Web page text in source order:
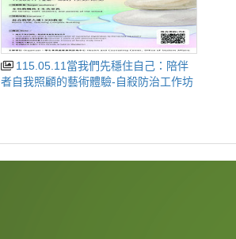
115.05.11當我們先穩住自己：陪伴
者自我照顧的藝術體驗-自殺防治工作坊